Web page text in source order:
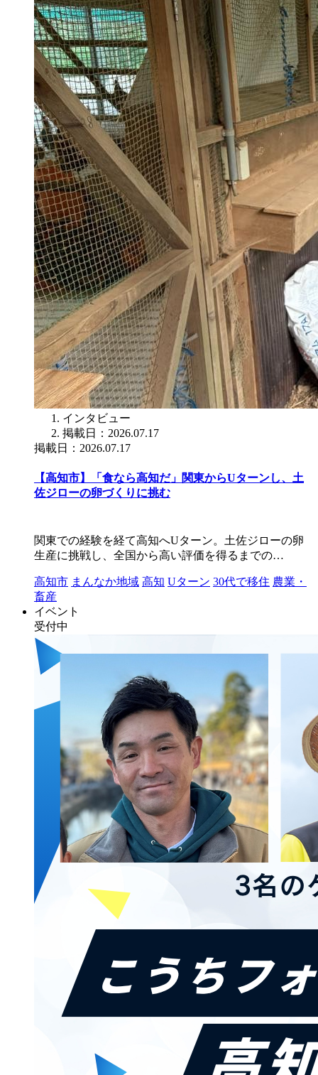
インタビュー
掲載日：2026.07.17
掲載日：2026.07.17
【高知市】「食なら高知だ」関東からUターンし、土
佐ジローの卵づくりに挑む
関東での経験を経て高知へUターン。土佐ジローの卵
生産に挑戦し、全国から高い評価を得るまでの…
高知市 まんなか地域 高知 Uターン 30代で移住 農業・
畜産
イベント
受付中